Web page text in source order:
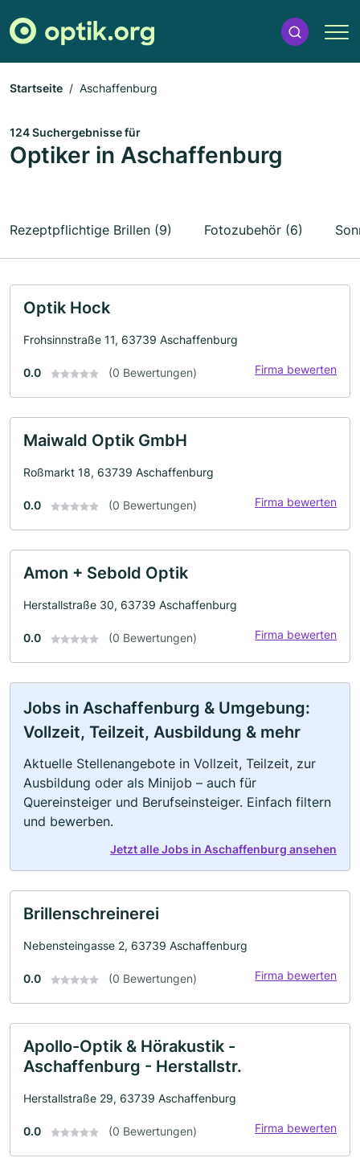
Startseite Aschaffenburg
124 Suchergebnisse für
Optiker in Aschaffenburg
Rezeptpflichtige Brillen (9) Fotozubehör (6)
Optik Hock
Frohsinnstraße 11, 63739 Aschaffenburg
0.0 (0 Bewertungen) Firma bewerten
Maiwald Optik GmbH
Roßmarkt 18, 63739 Aschaffenburg
0.0 (0 Bewertungen) Firma bewerten
Amon + Sebold Optik
Herstallstraße 30, 63739 Aschaffenburg
0.0 (0 Bewertungen) Firma bewerten
Jobs in Aschaffenburg & Umgebung:
Vollzeit, Teilzeit, Ausbildung & mehr
Aktuelle Stellenangebote in Vollzeit, Teilzeit, zur
Ausbildung oder als Minijob – auch für
Quereinsteiger und Berufseinsteiger. Einfach filtern
und bewerben.
Jetzt alle Jobs in Aschaffenburg ansehen
Brillenschreinerei
Nebensteingasse 2, 63739 Aschaffenburg
0.0 (0 Bewertungen) Firma bewerten
Apollo-Optik & Hörakustik -
Aschaffenburg - Herstallstr.
Herstallstraße 29, 63739 Aschaffenburg
0.0 (0 Bewertungen) Firma bewerten